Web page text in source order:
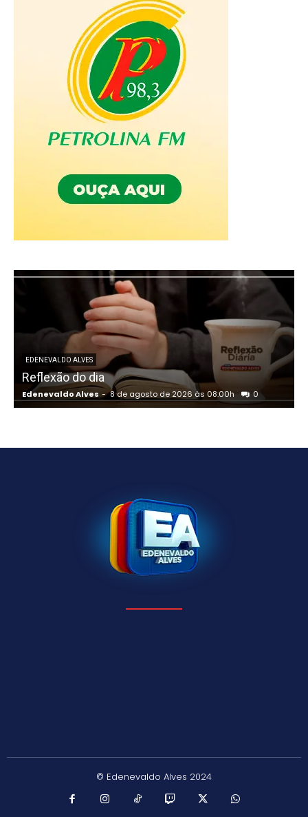
EDENEVALDO ALVES
Reflexão do dia
Edenevaldo Alves - 8 de agosto de 2026 às 08:00h 0
© Edenevaldo Alves 2024